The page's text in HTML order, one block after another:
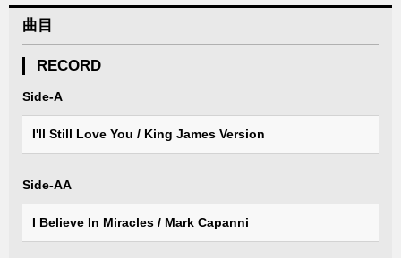
曲目
RECORD
Side-A
I'll Still Love You / King James Version
Side-AA
I Believe In Miracles / Mark Capanni